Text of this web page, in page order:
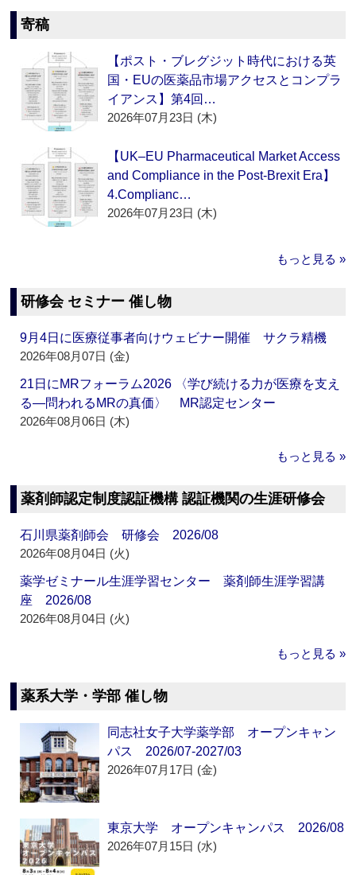
寄稿
【ポスト・ブレグジット時代における英
国・EUの医薬品市場アクセスとコンプラ
イアンス】第4回…
2026年07月23日 (木)
【UK–EU Pharmaceutical Market Access
and Compliance in the Post-Brexit Era】
4.Complianc…
2026年07月23日 (木)
もっと見る »
研修会 セミナー 催し物
9月4日に医療従事者向けウェビナー開催 サクラ精機
2026年08月07日 (金)
21日にMRフォーラム2026 〈学び続ける力が医療を支え
る―問われるMRの真価〉 MR認定センター
2026年08月06日 (木)
もっと見る »
薬剤師認定制度認証機構 認証機関の生涯研修会
石川県薬剤師会 研修会 2026/08
2026年08月04日 (火)
薬学ゼミナール生涯学習センター 薬剤師生涯学習講
座 2026/08
2026年08月04日 (火)
もっと見る »
薬系大学・学部 催し物
同志社女子大学薬学部 オープンキャン
パス 2026/07-2027/03
2026年07月17日 (金)
東京大学 オープンキャンパス 2026/08
2026年07月15日 (水)